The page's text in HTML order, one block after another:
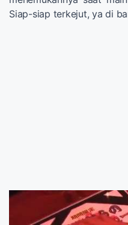
Siap-siap terkejut, ya di